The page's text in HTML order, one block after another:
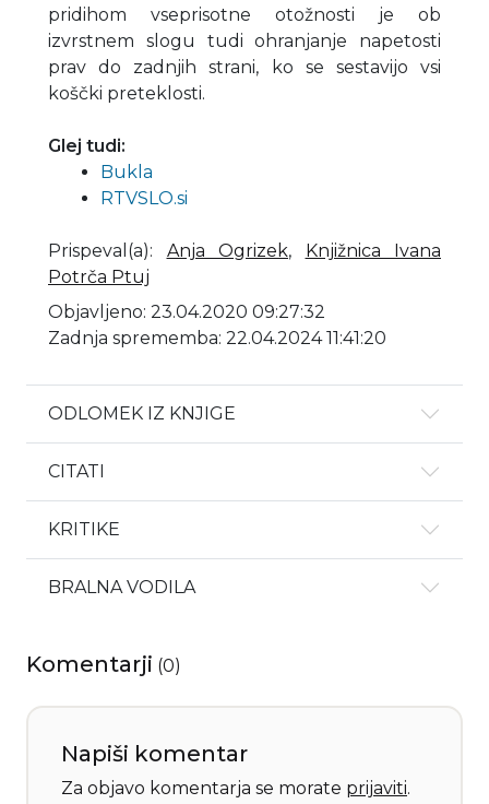
pridihom vseprisotne otožnosti je ob
izvrstnem slogu tudi ohranjanje napetosti
prav do zadnjih strani, ko se sestavijo vsi
koščki preteklosti.
Glej tudi:
Bukla
RTVSLO.si
Prispeval(a): Anja Ogrizek, Knjižnica Ivana
Potrča Ptuj
Objavljeno: 23.04.2020 09:27:32
Zadnja sprememba: 22.04.2024 11:41:20
ODLOMEK IZ KNJIGE
CITATI
KRITIKE
BRALNA VODILA
Komentarji (0)
Napiši komentar
Za objavo komentarja se morate prijaviti.